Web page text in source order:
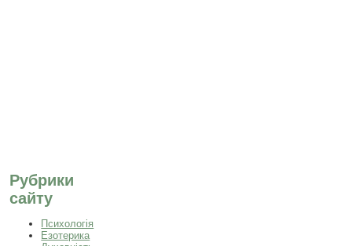
Рубрики
сайту
Психологія
Езотерика